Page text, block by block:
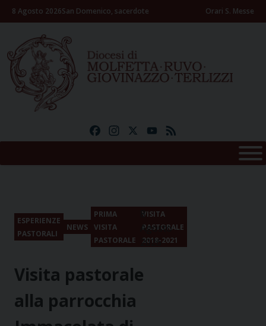
Skip8 Agosto 2026San Domenico, sacerdote Orari S. Messe
FacebookInstagramYouTube
ESPERIENZE
PASTORALI
NEWS
PRIMA
VISITA
PASTORALE
VISITA
PASTORALE
2018-2021
8
Agosto
2026
Visita pastorale
alla parrocchia